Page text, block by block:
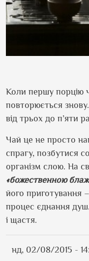
Коли першу порцію
повторюється
від трьох до п’яти
Чай це не просто
спрагу, позбутися
організм слою. На
«божественною
його приготування
процес єднання
і щастя.
нд, 02/08/2015 -